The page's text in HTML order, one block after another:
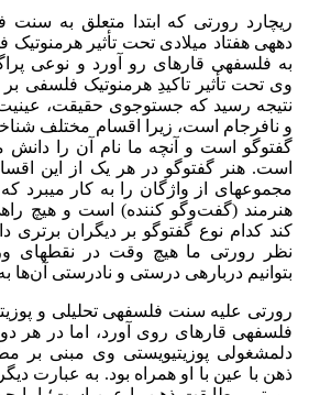
ریچارد رورتی که ابتدا متعلق به سنت
دهه­ی هفتاد میلادی تحت تأثیر هرمنوتیک
به فلسفه­ی قاره­ای رو آورد و نوعی
وی تحت تأثیر تاکیدِ هرمنوتیک فلسفی بر
نتیجه رسید که جست­وجوی حقیقت،
و نافرجام است، زیرا اقسام مختلف
گفت­وگو است و آنچه ما نام آن را دانش
است. هنر گفت­وگو در هر یک از این
مجموعه­ای از واژگان را به کار می­برد
هنرمند (گفت‌وگو کننده) است و هیچ
نظر رورتی ما هیچ وقت در نقطه­ای
بتوانیم درباره­ی درستی و نادرستی آن‌ها
رورتی علیه سنت فلسفه­ی تحلیلی و
فلسفه­ی قاره­ای روی آورد، اما در هر
دل­مشغولی پوزیتیویستی وی مبنی بر
ذهن با عین با او همراه بود. به عبارت